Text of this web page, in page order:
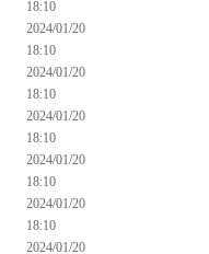
18:10
2024/01/20
18:10
2024/01/20
18:10
2024/01/20
18:10
2024/01/20
18:10
2024/01/20
18:10
2024/01/20